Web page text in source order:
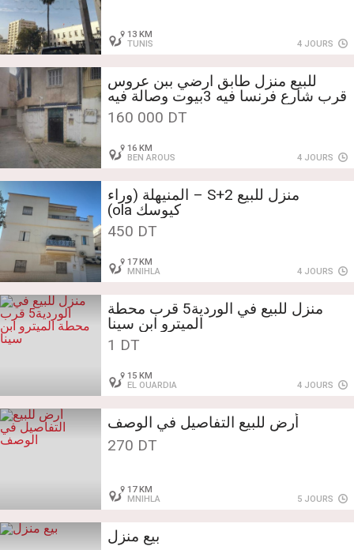
13 KM
TUNIS
4 JOURS
للبيع منزل طابق ارضي ببن عروس
قرب شارع فرنسا فيه 3بيوت وصالة فيه
فراندا من الامام ومنشر من الخلف ب
160 مليون للاتصال 20540094
/98540094
160 000 DT
16 KM
BEN AROUS
4 JOURS
منزل للبيع S+2 – المنيهلة (وراء
كيوسك ola)
450 DT
17 KM
MNIHLA
4 JOURS
منزل للبيع في الوردية5 قرب محطة
الميترو ابن سينا
1 DT
15 KM
EL OUARDIA
4 JOURS
أرض للبيع التفاصيل في الوصف
270 DT
17 KM
MNIHLA
5 JOURS
بيع منزل